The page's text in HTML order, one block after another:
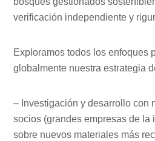
verificación independiente y
Exploramos todos los enfoques
globalmente nuestra estrategia
– Investigación y desarrollo con
socios (grandes empresas de la
sobre nuevos materiales más